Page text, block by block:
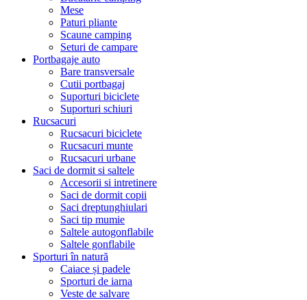
Mese
Paturi pliante
Scaune camping
Seturi de campare
Portbagaje auto
Bare transversale
Cutii portbagaj
Suporturi biciclete
Suporturi schiuri
Rucsacuri
Rucsacuri biciclete
Rucsacuri munte
Rucsacuri urbane
Saci de dormit si saltele
Accesorii si intretinere
Saci de dormit copii
Saci dreptunghiulari
Saci tip mumie
Saltele autogonflabile
Saltele gonflabile
Sporturi în natură
Caiace și padele
Sporturi de iarna
Veste de salvare